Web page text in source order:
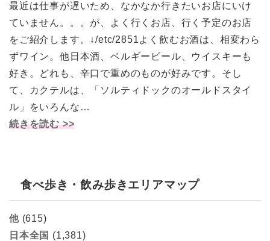
最近は仕事が遅いため、なかなか行きたいお店にいけ
ていません。。。が、よく行くお店、行く予定のお店
をご紹介します。↓/etc/2851よく飲むお酒は、相変わら
ずワイン。他日本酒、ベルギービール、ウイスキーも
好き。どれも、辛口で重めのものが好みです。そし
て、カクテルは、「ソルティドックのオールドスタイ
ル」をいろんな…
続きを読む >>
食べ歩き・飲み歩きエリアマップ
他(615)
日本全国 (1,381)